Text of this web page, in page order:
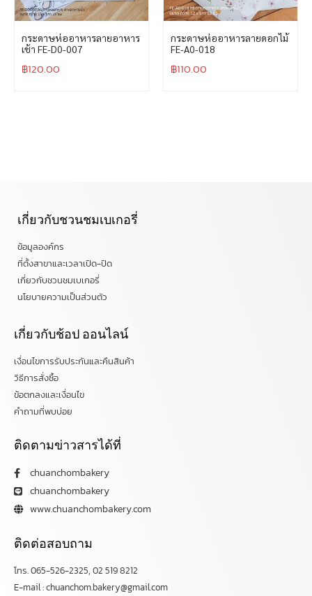
กระดาษห่ออาหารลายอาหาร
เช้า FE-D0-007
฿120.00
กระดาษห่ออาหารลายดอกไม้
FE-A0-018
฿110.00
เกี่ยวกับชวนชมเบเกอรี่
ข้อมูลองค์กร
ที่ตั้งสาขาและเวลาเปิด-ปิด
เกี่ยวกับชวนชมเบเกอรี่
นโยบายความเป็นส่วนตัว
เกี่ยวกับช้อป ออนไลน์
เงื่อนไขการรับประกันและคืนสินค้า
วิธีการสั่งซื้อ
ข้อตกลงและเงื่อนไข
คำถามที่พบบ่อย
ติดตามข่าวสารได้ที่
chuanchombakery
chuanchombakery
www.chuanchombakery.com
ติดต่อสอบถาม
โทร. 065-526-2325, 02 519 8212
E-mail : chuanchom.bakery@gmail.com